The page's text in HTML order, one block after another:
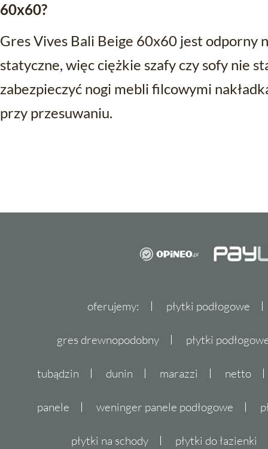
60x60?
Gres Vives Bali Beige 60x60 jest odporny
statyczne, więc ciężkie szafy czy sofy nie
zabezpieczyć nogi mebli filcowymi
przy przesuwaniu.
oferujemy: płytki podłogowe
gres drewnopodobny płytki
tubądzin dunin marazzi netto
panele weninger panele podłogowe
płytki na schody płytki do łazienki